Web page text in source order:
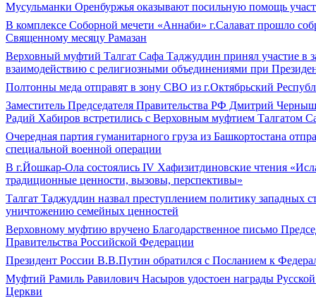
Мусульманки Оренбуржья оказывают посильную помощь
В комплексе Соборной мечети «Аннаби» г.Салават прошло
Священному месяцу Рамазан
Верховный муфтий Талгат Сафа Таджуддин принял участие в
взаимодействию с религиозными объединениями при
Полтонны меда отправят в зону СВО из г.Октябрьский
Заместитель Председателя Правительства РФ Дмитрий
Радий Хабиров встретились с Верховным муфтием Талгатом
Очередная партия гуманитарного груза из Башкортостана
специальной военной операции
В г.Йошкар-Ола состоялись IV Хафизитдиновские чтения
традиционные ценности, вызовы, перспективы»
Талгат Таджуддин назвал преступлением политику западных
уничтожению семейных ценностей
Верховному муфтию вручено Благодарственное письмо
Правительства Российской Федерации
Президент России В.В.Путин обратился с Посланием к
Муфтий Рамиль Равилович Насыров удостоен награды
Церкви